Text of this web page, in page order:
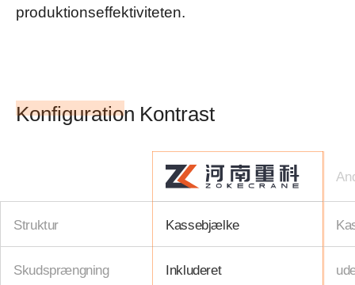
produktionseffektiviteten.
Konfiguration Kontrast
Struktur Kassebjælke
Skudsprængning Inkluderet